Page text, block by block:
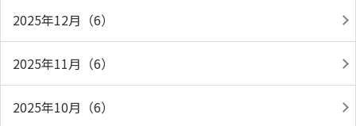
2025年12月（6）
2025年11月（6）
2025年10月（6）